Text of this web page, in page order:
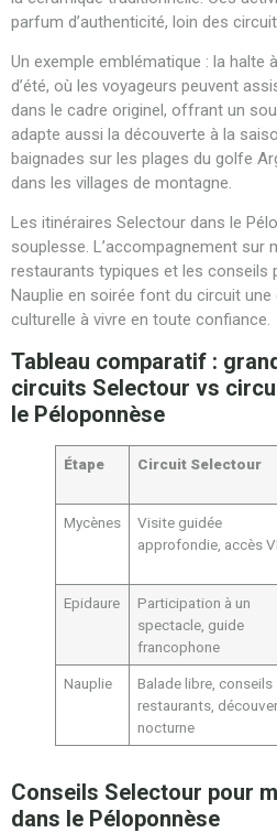
parfum d’authenticité, loin des
Un exemple emblématique : la halte
d’été, où les voyageurs peuvent
dans le cadre originel, offrant un
adapte aussi la découverte à la
baignades sur les plages du golfe
dans les villages de montagne.
Les itinéraires Selectour dans le
souplesse. L’accompagnement sur
restaurants typiques et les conseils
Nauplie en soirée font du circuit
culturelle à vivre en toute confiance.
Tableau comparatif :
circuits Selectour vs
le Péloponnèse
Étape Circuit Selectour
Mycènes
Visite guidée
approfondie, accès
Epidaure
Participation à un
spectacle, guide
francophone
Nauplie
Balade libre, conseils
restaurants,
nocturne
Conseils Selectour pour
dans le Péloponnèse